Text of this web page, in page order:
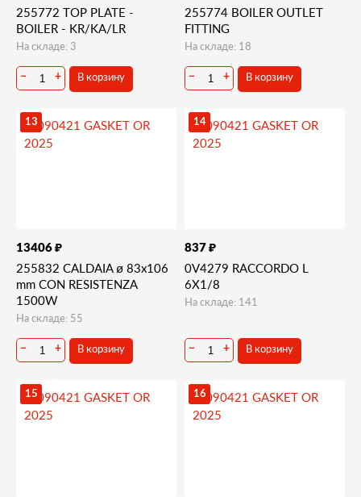
255772 TOP PLATE -
BOILER - KR/KA/LR
На складе: 3
− + В корзину
255774 BOILER OUTLET
FITTING
На складе: 18
− + В корзину
13
13406 ₽
255832 CALDAIA ø 83x106
mm CON RESISTENZA
1500W
На складе: 55
− + В корзину
14
837 ₽
0V4279 RACCORDO L
6X1/8
На складе: 141
− + В корзину
15 16